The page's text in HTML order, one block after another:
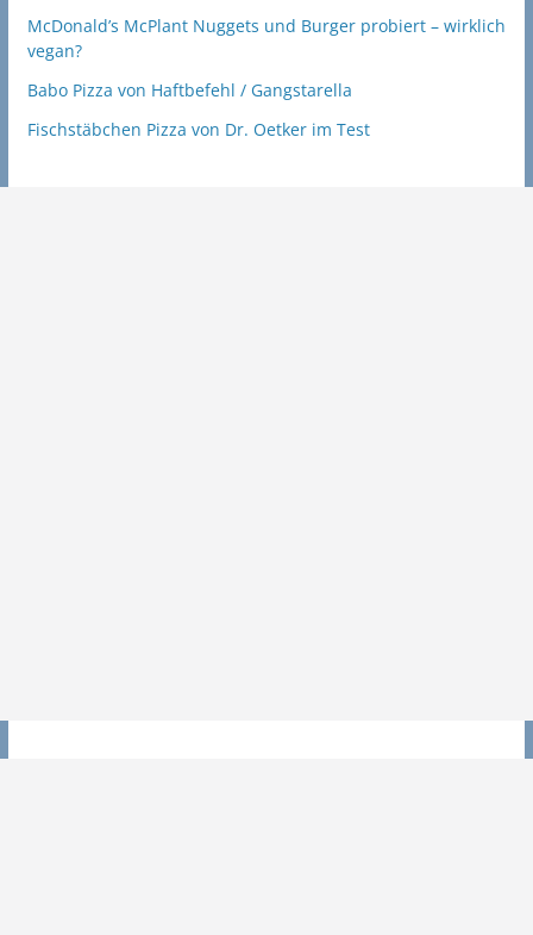
McDonald’s McPlant Nuggets und Burger probiert – wirklich
vegan?
Babo Pizza von Haftbefehl / Gangstarella
Fischstäbchen Pizza von Dr. Oetker im Test